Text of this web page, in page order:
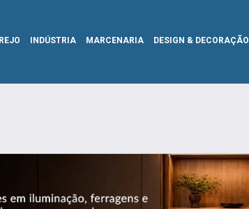
INDÚSTRIA MARCENARIA DESIGN & DECORAÇÃO